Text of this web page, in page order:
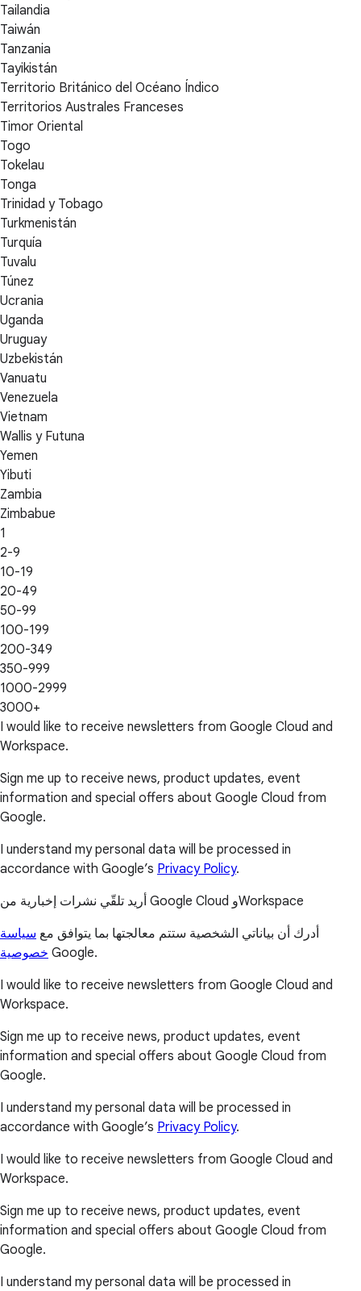
Tailandia
Taiwán
Tanzania
Tayikistán
Territorio Británico del Océano Índico
Territorios Australes Franceses
Timor Oriental
Togo
Tokelau
Tonga
Trinidad y Tobago
Turkmenistán
Turquía
Tuvalu
Túnez
Ucrania
Uganda
Uruguay
Uzbekistán
Vanuatu
Venezuela
Vietnam
Wallis y Futuna
Yemen
Yibuti
Zambia
Zimbabue
1
2-9
10-19
20-49
50-99
100-199
200-349
350-999
1000-2999
3000+
I would like to receive newsletters from Google Cloud and
Workspace.
Sign me up to receive news, product updates, event
information and special offers about Google Cloud from
Google.
I understand my personal data will be processed in
accordance with Google’s Privacy Policy.
أريد تلقّي نشرات إخبارية من Google Cloud وWorkspace
أدرك أن بياناتي الشخصية ستتم معالجتها بما يتوافق مع سياسة
خصوصية Google.
I would like to receive newsletters from Google Cloud and
Workspace.
Sign me up to receive news, product updates, event
information and special offers about Google Cloud from
Google.
I understand my personal data will be processed in
accordance with Google’s Privacy Policy.
I would like to receive newsletters from Google Cloud and
Workspace.
Sign me up to receive news, product updates, event
information and special offers about Google Cloud from
Google.
I understand my personal data will be processed in